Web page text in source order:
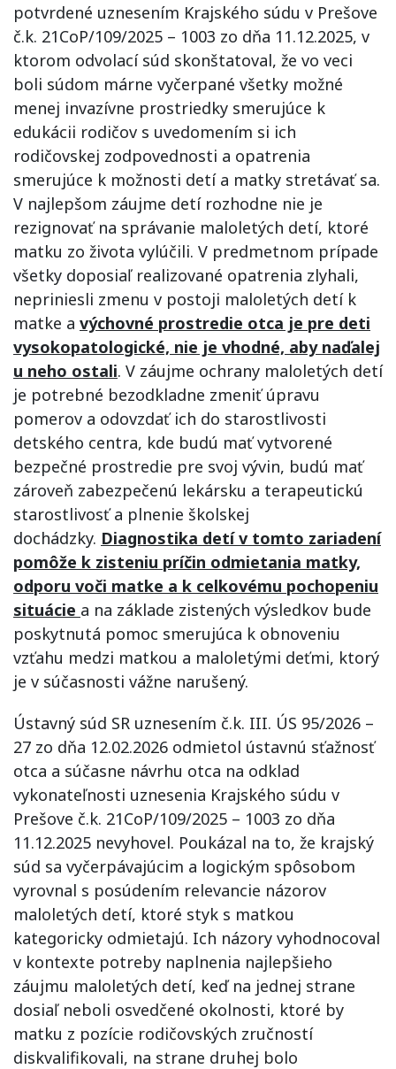
potvrdené uznesením Krajského súdu v Prešove
č.k. 21CoP/109/2025 – 1003 zo dňa 11.12.2025, v
ktorom odvolací súd skonštatoval, že vo veci
boli súdom márne vyčerpané všetky možné
menej invazívne prostriedky smerujúce k
edukácii rodičov s uvedomením si ich
rodičovskej zodpovednosti a opatrenia
smerujúce k možnosti detí a matky stretávať sa.
V najlepšom záujme detí rozhodne nie je
rezignovať na správanie maloletých detí, ktoré
matku zo života vylúčili. V predmetnom prípade
všetky doposiaľ realizované opatrenia zlyhali,
nepriniesli zmenu v postoji maloletých detí k
matke a výchovné prostredie otca je pre deti
vysokopatologické, nie je vhodné, aby naďalej
u neho ostali. V záujme ochrany maloletých detí
je potrebné bezodkladne zmeniť úpravu
pomerov a odovzdať ich do starostlivosti
detského centra, kde budú mať vytvorené
bezpečné prostredie pre svoj vývin, budú mať
zároveň zabezpečenú lekársku a terapeutickú
starostlivosť a plnenie školskej
dochádzky. Diagnostika detí v tomto zariadení
pomôže k zisteniu príčin odmietania matky,
odporu voči matke a k celkovému pochopeniu
situácie a na základe zistených výsledkov bude
poskytnutá pomoc smerujúca k obnoveniu
vzťahu medzi matkou a maloletými deťmi, ktorý
je v súčasnosti vážne narušený.
Ústavný súd SR uznesením č.k. III. ÚS 95/2026 –
27 zo dňa 12.02.2026 odmietol ústavnú sťažnosť
otca a súčasne návrhu otca na odklad
vykonateľnosti uznesenia Krajského súdu v
Prešove č.k. 21CoP/109/2025 – 1003 zo dňa
11.12.2025 nevyhovel. Poukázal na to, že krajský
súd sa vyčerpávajúcim a logickým spôsobom
vyrovnal s posúdením relevancie názorov
maloletých detí, ktoré styk s matkou
kategoricky odmietajú. Ich názory vyhodnocoval
v kontexte potreby naplnenia najlepšieho
záujmu maloletých detí, keď na jednej strane
dosiaľ neboli osvedčené okolnosti, ktoré by
matku z pozície rodičovských zručností
diskvalifikovali, na strane druhej bolo